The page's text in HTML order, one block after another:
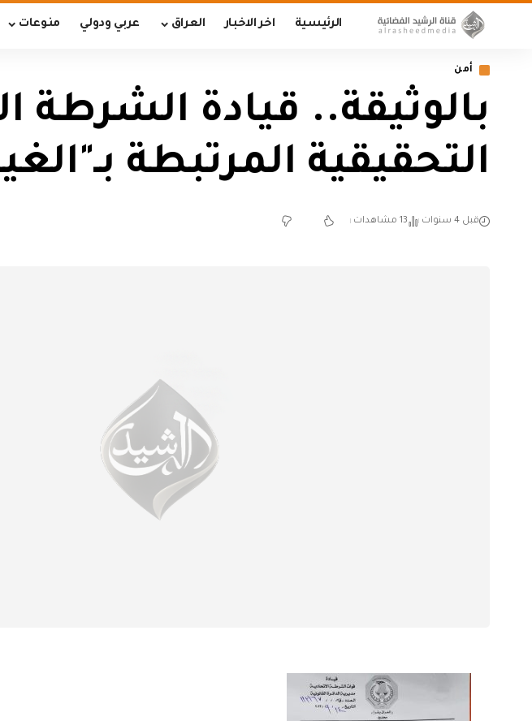
الرئيسية اخر الاخبار العراق عربي ودولي منوعات
أمن
بالوثيقة.. قيادة الشرطة
التحقيقية المرتبطة
قبل 4 سنوات 13 مشاهدات